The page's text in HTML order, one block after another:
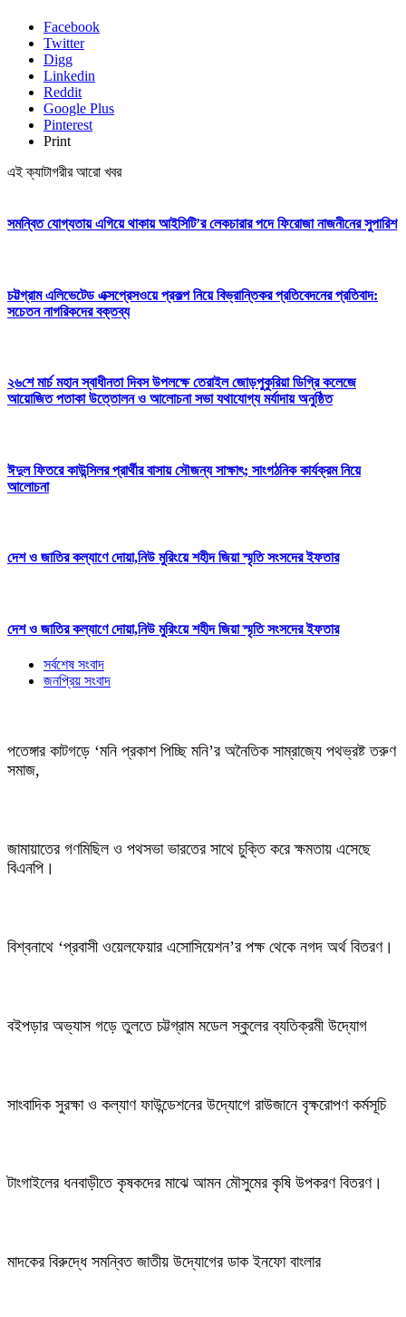
Facebook
Twitter
Digg
Linkedin
Reddit
Google Plus
Pinterest
Print
এই ক্যাটাগরীর আরো খবর
সমন্বিত যোগ্যতায় এগিয়ে থাকায় আইসিটি’র লেকচারার পদে ফিরোজা নাজনীনের সুপারিশ
চট্টগ্রাম এলিভেটেড এক্সপ্রেসওয়ে প্রকল্প নিয়ে বিভ্রান্তিকর প্রতিবেদনের প্রতিবাদ:
সচেতন নাগরিকদের বক্তব্য
২৬শে মার্চ মহান স্বাধীনতা দিবস উপলক্ষে তেরাইল জোড়পুকুরিয়া ডিগ্রি কলেজে
আয়োজিত পতাকা উত্তোলন ও আলোচনা সভা যথাযোগ্য মর্যাদায় অনুষ্ঠিত
ঈদুল ফিতরে কাউন্সিলর প্রার্থীর বাসায় সৌজন্য সাক্ষাৎ; সাংগঠনিক কার্যক্রম নিয়ে
আলোচনা
দেশ ও জাতির কল্যাণে দোয়া,নিউ মুরিংয়ে শহীদ জিয়া স্মৃতি সংসদের ইফতার
দেশ ও জাতির কল্যাণে দোয়া,নিউ মুরিংয়ে শহীদ জিয়া স্মৃতি সংসদের ইফতার
সর্বশেষ সংবাদ
জনপ্রিয় সংবাদ
পতেঙ্গার কাটগড়ে ‘মনি প্রকাশ পিচ্ছি মনি’র অনৈতিক সাম্রাজ্যে পথভ্রষ্ট তরুণ
সমাজ,
জামায়াতের গণমিছিল ও পথসভা ভারতের সাথে চুক্তি করে ক্ষমতায় এসেছে
বিএনপি।
বিশ্বনাথে ‘প্রবাসী ওয়েলফেয়ার এসোসিয়েশন’র পক্ষ থেকে নগদ অর্থ বিতরণ।
বইপড়ার অভ্যাস গড়ে তুলতে চট্টগ্রাম মডেল স্কুলের ব্যতিক্রমী উদ্যোগ
সাংবাদিক সুরক্ষা ও কল্যাণ ফাউন্ডেশনের উদ্যোগে রাউজানে বৃক্ষরোপণ কর্মসূচি
টাংগাইলের ধনবাড়ীতে কৃষকদের মাঝে আমন মৌসুমের কৃষি উপকরণ বিতরণ।
মাদকের বিরুদ্ধে সমন্বিত জাতীয় উদ্যোগের ডাক ইনফো বাংলার